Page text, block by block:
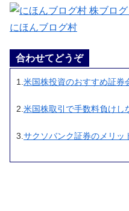
にほんブログ村
合わせてどうぞ
1. 米国株投資のおすすめ証券
2. 米国株取引で手数料負けし
3. サクソバンク証券のメリッ